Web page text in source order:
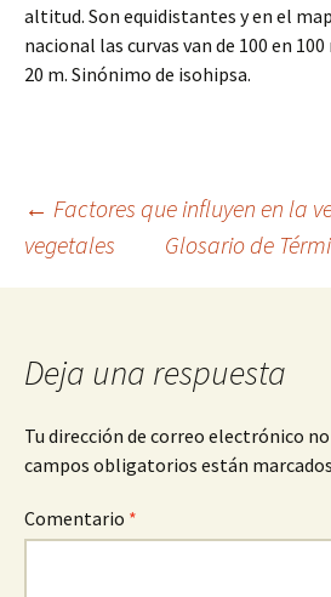
altitud. Son equidistantes y en el
nacional las curvas van de 100 en
20 m. Sinónimo de isohipsa.
Navegación
de
entradas
← Factores que influyen en la
vegetales
Glosario de
Deja una respuesta
Tu dirección de correo electrónico
campos obligatorios están
Comentario *